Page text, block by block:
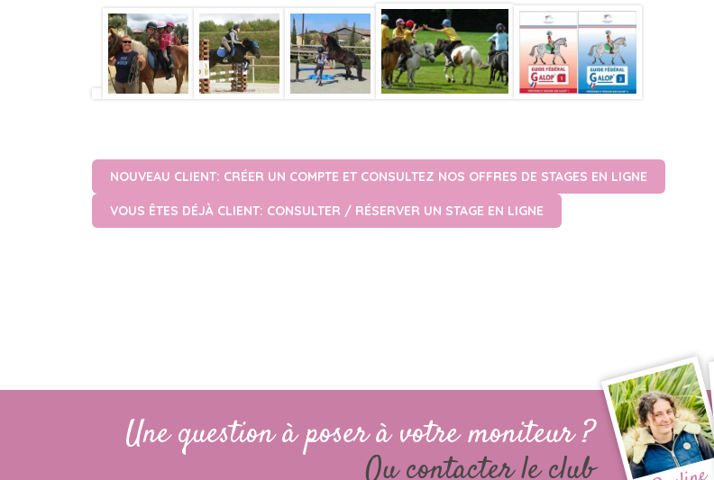
NOUVEAU CLIENT: CRÉER UN COMPTE ET CONSULTEZ NOS OFFRES DE STAGES EN LIGNE
VOUS ÊTES DÉJÀ CLIENT: CONSULTER / RÉSERVER UN STAGE EN LIGNE
Une question à poser à votre moniteur ?
Ou contacter le club